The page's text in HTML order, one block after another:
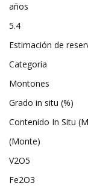
años
5.4
Estimación de
Categoría
Montones
Grado in situ (%)
Contenido In Situ
(Monte)
V2O5
Fe2O3